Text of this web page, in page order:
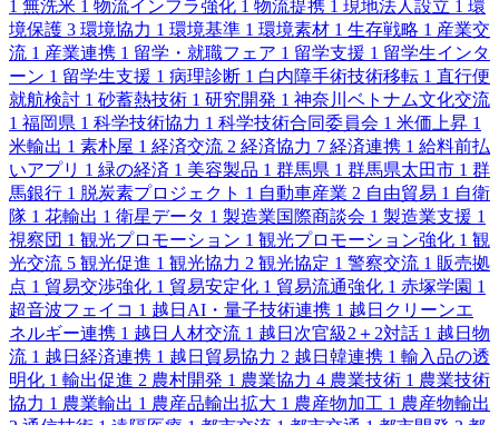
1 無洗米 1 物流インフラ強化 1 物流提携 1 現地法人設立 1 環
境保護 3 環境協力 1 環境基準 1 環境素材 1 生存戦略 1 産業交
流 1 産業連携 1 留学・就職フェア 1 留学支援 1 留学生インタ
ーン 1 留学生支援 1 病理診断 1 白内障手術技術移転 1 直行便
就航検討 1 砂蓄熱技術 1 研究開発 1 神奈川ベトナム文化交流
1 福岡県 1 科学技術協力 1 科学技術合同委員会 1 米価上昇 1
米輸出 1 素朴屋 1 経済交流 2 経済協力 7 経済連携 1 給料前払
いアプリ 1 緑の経済 1 美容製品 1 群馬県 1 群馬県太田市 1 群
馬銀行 1 脱炭素プロジェクト 1 自動車産業 2 自由貿易 1 自衛
隊 1 花輸出 1 衛星データ 1 製造業国際商談会 1 製造業支援 1
視察団 1 観光プロモーション 1 観光プロモーション強化 1 観
光交流 5 観光促進 1 観光協力 2 観光協定 1 警察交流 1 販売拠
点 1 貿易交渉強化 1 貿易安定化 1 貿易流通強化 1 赤塚学園 1
超音波フェイコ 1 越日AI・量子技術連携 1 越日クリーンエ
ネルギー連携 1 越日人材交流 1 越日次官級2＋2対話 1 越日物
流 1 越日経済連携 1 越日貿易協力 2 越日韓連携 1 輸入品の透
明化 1 輸出促進 2 農村開発 1 農業協力 4 農業技術 1 農業技術
協力 1 農業輸出 1 農産品輸出拡大 1 農産物加工 1 農産物輸出